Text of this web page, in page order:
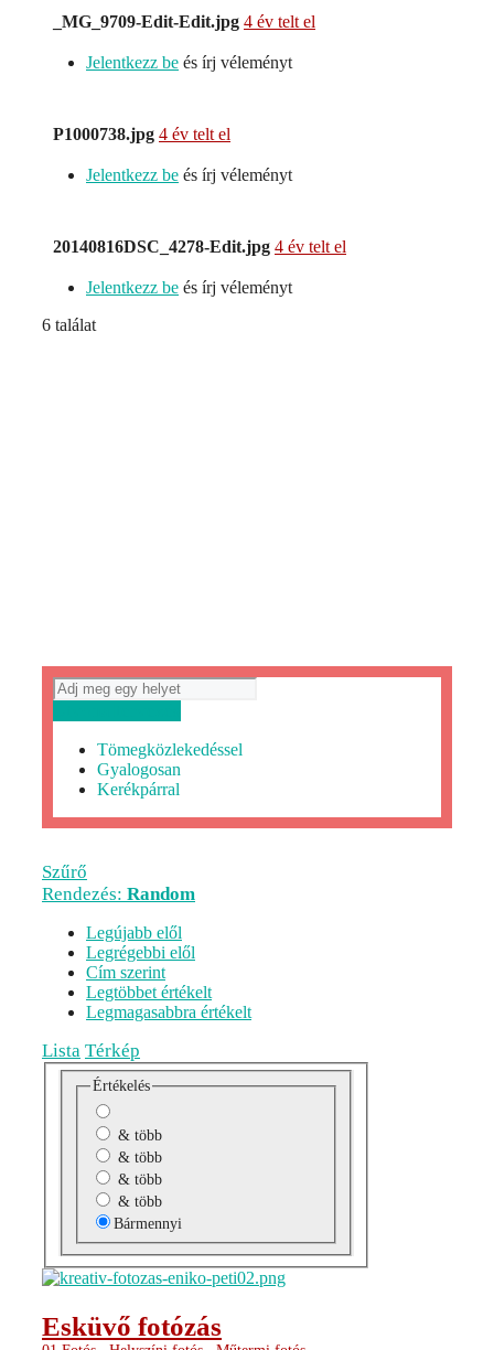
_MG_9709-Edit-Edit.jpg 4 év telt el
Jelentkezz be és írj véleményt
P1000738.jpg 4 év telt el
Jelentkezz be és írj véleményt
20140816DSC_4278-Edit.jpg 4 év telt el
Jelentkezz be és írj véleményt
6 találat
Tömegközlekedéssel
Gyalogosan
Kerékpárral
Szűrő
Rendezés: Random
Legújabb elől
Legrégebbi elől
Cím szerint
Legtöbbet értékelt
Legmagasabbra értékelt
Lista Térkép
Értékelés
& több
& több
& több
& több
Bármennyi
Esküvő fotózás